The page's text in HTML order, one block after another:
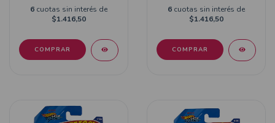
6 cuotas sin interés de
$1.416,50
6 cuotas sin interés de
$1.416,50